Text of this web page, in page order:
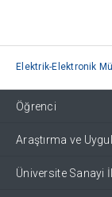
Elektrik-Elektronik
Öğrenci
Araştırma ve
Üniversite Sanayi